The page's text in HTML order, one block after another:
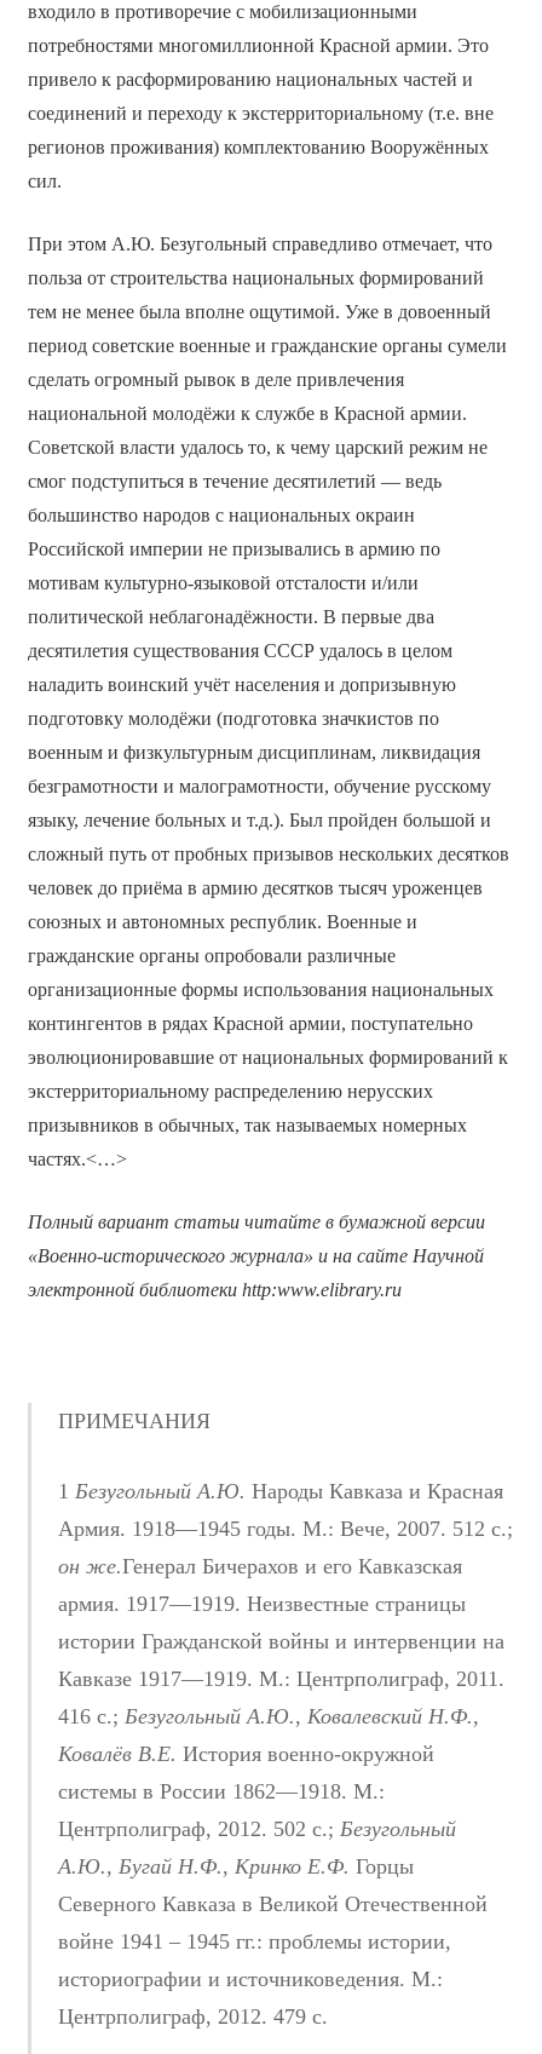
входило в противоречие с мобилизационными
потребностями многомиллионной Красной армии. Это
привело к расформированию национальных частей и
соединений и переходу к экстерриториальному (т.е. вне
регионов проживания) комплектованию Вооружённых
сил.
При этом А.Ю. Безугольный справедливо отмечает, что
польза от строительства национальных формирований
тем не менее была вполне ощутимой. Уже в довоенный
период советские военные и гражданские органы сумели
сделать огромный рывок в деле привлечения
национальной молодёжи к службе в Красной армии.
Советской власти удалось то, к чему царский режим не
смог подступиться в течение десятилетий — ведь
большинство народов с национальных окраин
Российской империи не призывались в армию по
мотивам культурно-языковой отсталости и/или
политической неблагонадёжности. В первые два
десятилетия существования СССР удалось в целом
наладить воинский учёт населения и допризывную
подготовку молодёжи (подготовка значкистов по
военным и физкультурным дисциплинам, ликвидация
безграмотности и малограмотности, обучение русскому
языку, лечение больных и т.д.). Был пройден большой и
сложный путь от пробных призывов нескольких десятков
человек до приёма в армию десятков тысяч уроженцев
союзных и автономных республик. Военные и
гражданские органы опробовали различные
организационные формы использования национальных
контингентов в рядах Красной армии, поступательно
эволюционировавшие от национальных формирований к
экстерриториальному распределению нерусских
призывников в обычных, так называемых номерных
частях.<…>
Полный вариант статьи читайте в бумажной версии
«Военно-исторического журнала» и на сайте Научной
электронной библиотеки http:www.elibrary.ru
ПРИМЕЧАНИЯ
1 Безугольный А.Ю. Народы Кавказа и Красная
Армия. 1918—1945 годы. М.: Вече, 2007. 512 с.;
он же.Генерал Бичерахов и его Кавказская
армия. 1917—1919. Неизвестные страницы
истории Гражданской войны и интервенции на
Кавказе 1917—1919. М.: Центрполиграф, 2011.
416 с.; Безугольный А.Ю., Ковалевский Н.Ф.,
Ковалёв В.Е. История военно-окружной
системы в России 1862—1918. М.:
Центрполиграф, 2012. 502 с.; Безугольный
А.Ю., Бугай Н.Ф., Кринко Е.Ф. Горцы
Северного Кавказа в Великой Отечественной
войне 1941 – 1945 гг.: проблемы истории,
историографии и источниковедения. М.:
Центрполиграф, 2012. 479 с.